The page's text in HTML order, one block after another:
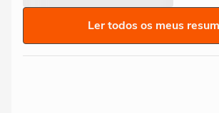
Ler todos os meus